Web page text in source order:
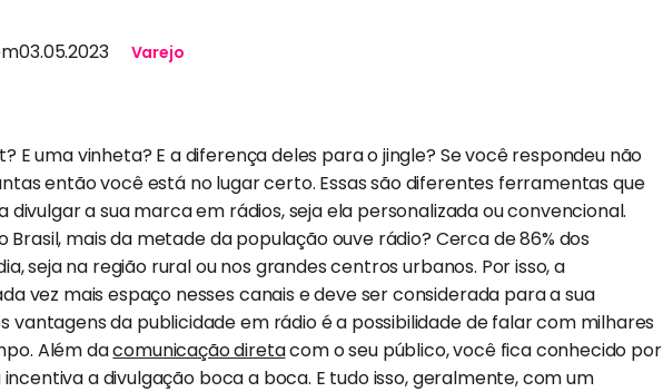
03.05.2023 Varejo
E uma vinheta? E a diferença deles para o jingle? Se você respondeu não
então você está no lugar certo. Essas são diferentes ferramentas que
a sua marca em rádios, seja ela personalizada ou convencional.
Brasil, mais da metade da população ouve rádio? Cerca de 86% dos
seja na região rural ou nos grandes centros urbanos. Por isso, a
vez mais espaço nesses canais e deve ser considerada para a sua
vantagens da publicidade em rádio é a possibilidade de falar com milhares
Além dacomunicação diretacom o seu público, você fica conhecido por
a divulgação boca a boca. E tudo isso, geralmente, com um